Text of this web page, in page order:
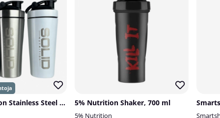
SOLID Nutrition Stainless Steel Shaker, 750 ml 5% Nutrition Shaker, 700 ml
5% Nutrition